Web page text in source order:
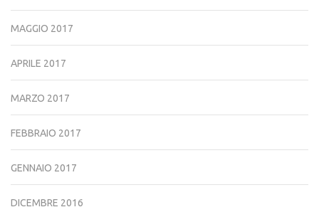
MAGGIO 2017
APRILE 2017
MARZO 2017
FEBBRAIO 2017
GENNAIO 2017
DICEMBRE 2016